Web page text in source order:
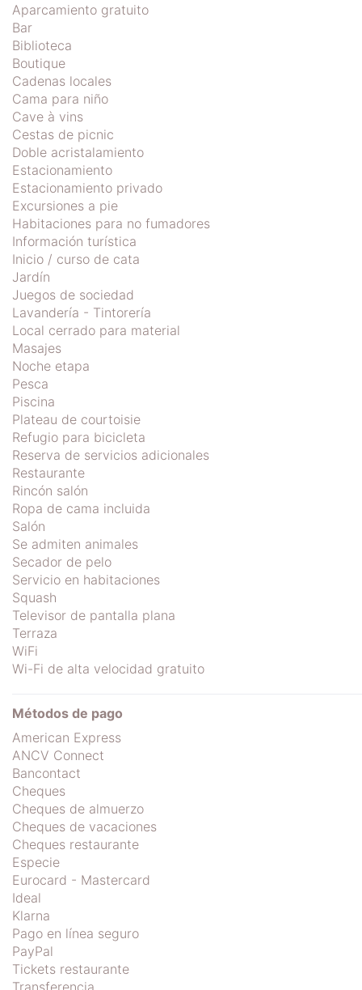
Aparcamiento gratuito
Bar
Biblioteca
Boutique
Cadenas locales
Cama para niño
Cave à vins
Cestas de picnic
Doble acristalamiento
Estacionamiento
Estacionamiento privado
Excursiones a pie
Habitaciones para no fumadores
Información turística
Inicio / curso de cata
Jardín
Juegos de sociedad
Lavandería - Tintorería
Local cerrado para material
Masajes
Noche etapa
Pesca
Piscina
Plateau de courtoisie
Refugio para bicicleta
Reserva de servicios adicionales
Restaurante
Rincón salón
Ropa de cama incluida
Salón
Se admiten animales
Secador de pelo
Servicio en habitaciones
Squash
Televisor de pantalla plana
Terraza
WiFi
Wi-Fi de alta velocidad gratuito
Métodos de pago
American Express
ANCV Connect
Bancontact
Cheques
Cheques de almuerzo
Cheques de vacaciones
Cheques restaurante
Especie
Eurocard - Mastercard
Ideal
Klarna
Pago en línea seguro
PayPal
Tickets restaurante
Transferencia